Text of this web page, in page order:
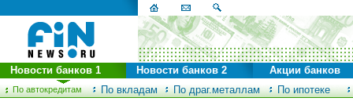
По автокредитам По вкладам По драг.металлам По ипотеке
Новости банков 1 Новости банков 2 Акции банков